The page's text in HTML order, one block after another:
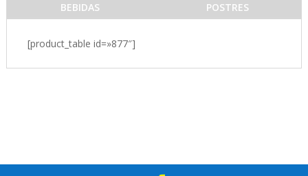
BEBIDAS POSTRES
[product_table id=»877″]